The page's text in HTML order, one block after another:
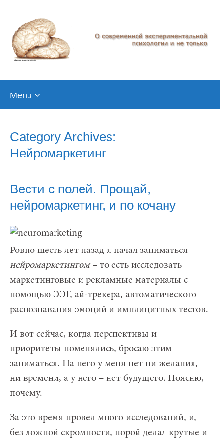
Menu
Category Archives:
Нейромаркетинг
Вести с полей. Прощай,
нейромаркетинг, и по кочану
Ровно шесть лет назад я начал заниматься
нейромаркетингом– то есть исследовать
маркетинговые и рекламные материалы с
помощью ЭЭГ, ай-трекера, автоматического
распознавания эмоций и имплицитных тестов.
И вот сейчас, когда перспективы и
приоритеты поменялись, бросаю этим
заниматься. На него у меня нет ни желания,
ни времени, а у него – нет будущего. Поясню,
почему.
За это время провел много исследований, и,
без ложной скромности, порой делал крутые и